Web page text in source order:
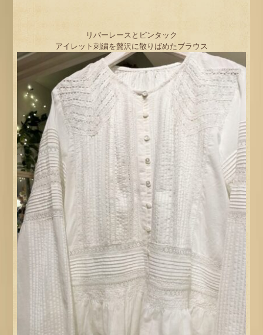
リバーレースとピンタック
アイレット刺繍を贅沢に散りばめたブラウス